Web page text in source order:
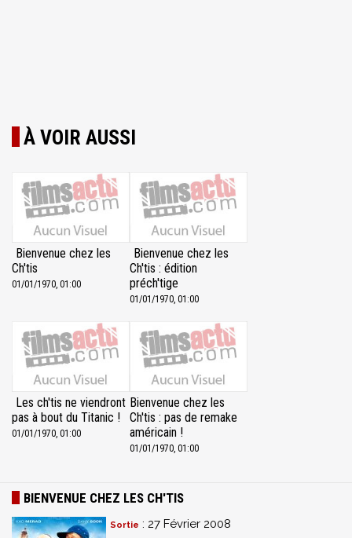
À VOIR AUSSI
Bienvenue chez les
Ch'tis
01/01/1970, 01:00
Bienvenue chez les
Ch'tis : édition
préch'tige
01/01/1970, 01:00
Les ch'tis ne viendront
pas à bout du Titanic !
01/01/1970, 01:00
Bienvenue chez les
Ch'tis : pas de remake
américain !
01/01/1970, 01:00
BIENVENUE CHEZ LES CH'TIS
Sortie : 27 Février 2008